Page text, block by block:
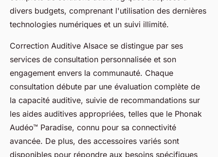
divers budgets, comprenant l'utilisation des dernières
technologies numériques et un suivi illimité.
Correction Auditive Alsace se distingue par ses
services de consultation personnalisée et son
engagement envers la communauté. Chaque
consultation débute par une évaluation complète de
la capacité auditive, suivie de recommandations sur
les aides auditives appropriées, telles que le Phonak
Audéo™ Paradise, connu pour sa connectivité
avancée. De plus, des accessoires variés sont
disponibles pour répondre aux besoins spécifiques